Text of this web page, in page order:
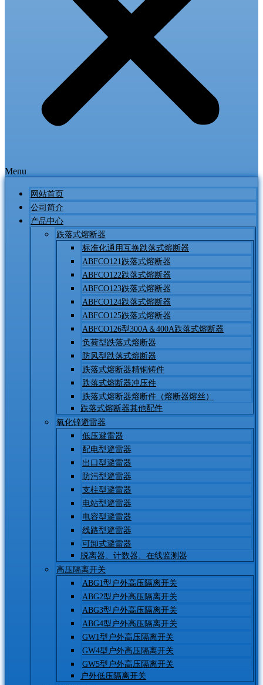
Menu
网站首页
公司简介
产品中心
跌落式熔断器
标准化通用互换跌落式熔断器
ABFCO121跌落式熔断器
ABFCO122跌落式熔断器
ABFCO123跌落式熔断器
ABFCO124跌落式熔断器
ABFCO125跌落式熔断器
ABFCO126型300A＆400A跌落式熔断器
负荷型跌落式熔断器
防风型跌落式熔断器
跌落式熔断器精铜铸件
跌落式熔断器冲压件
跌落式熔断器熔断件（熔断器熔丝）
跌落式熔断器其他配件
氧化锌避雷器
低压避雷器
配电型避雷器
出口型避雷器
防污型避雷器
支柱型避雷器
电站型避雷器
电容型避雷器
线路型避雷器
可卸式避雷器
脱离器、计数器、在线监测器
高压隔离开关
ABG1型户外高压隔离开关
ABG2型户外高压隔离开关
ABG3型户外高压隔离开关
ABG4型户外高压隔离开关
GW1型户外高压隔离开关
GW4型户外高压隔离开关
GW5型户外高压隔离开关
户外低压隔离开关